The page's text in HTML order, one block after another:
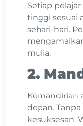
Setiap
tinggi sesuai
sehari-hari.
mulia.
2.
Kemandirian
depan.
kesuksesan.